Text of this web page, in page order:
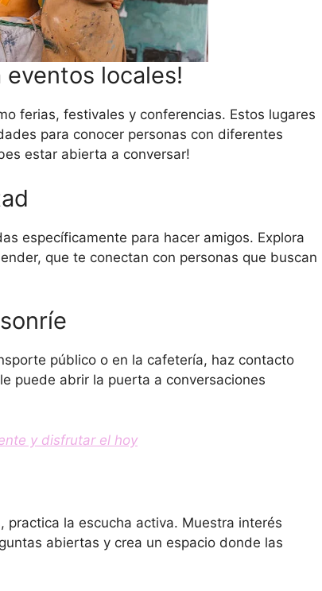
eventos locales!
ferias, festivales y conferencias. Estos lugares
para conocer personas con diferentes
estar abierta a conversar!
específicamente para hacer amigos. Explora
que te conectan con personas que buscan
público o en la cafetería, haz contacto
puede abrir la puerta a conversaciones
y disfrutar el hoy
practica la escucha activa. Muestra interés
abiertas y crea un espacio donde las